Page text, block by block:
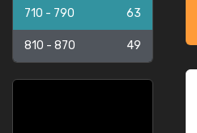
710 - 790 63
810 - 870 49